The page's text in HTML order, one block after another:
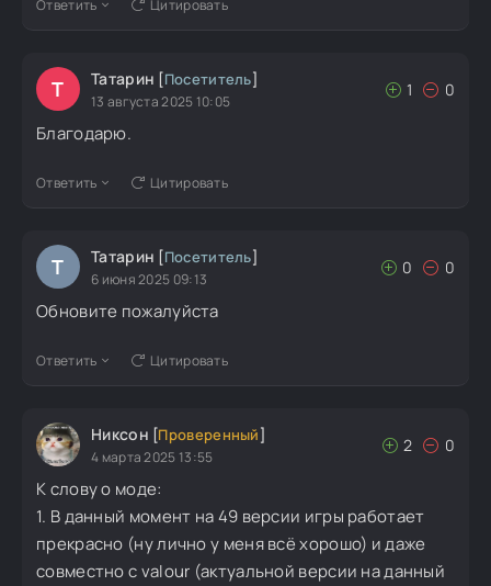
Ответить Цитировать
Т Татарин [Посетитель]
13 августа 2025 10:05
1 0
Благодарю.
Ответить Цитировать
Т Татарин [Посетитель]
6 июня 2025 09:13
0 0
Обновите пожалуйста
Ответить Цитировать
Никсон [Проверенный]
4 марта 2025 13:55
2 0
К слову о моде:
1. В данный момент на 49 версии игры работает
прекрасно (ну лично у меня всё хорошо) и даже
совместно с valour (актуальной версии на данный